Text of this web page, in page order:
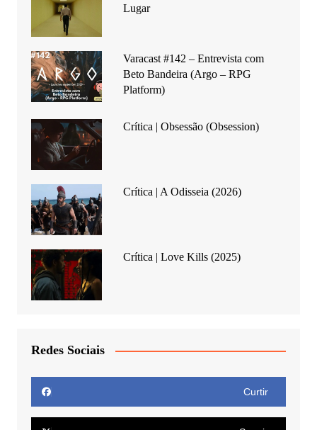
Lugar
Varacast #142 – Entrevista com
Beto Bandeira (Argo – RPG
Platform)
Crítica | Obsessão (Obsession)
Crítica | A Odisseia (2026)
Crítica | Love Kills (2025)
Redes Sociais
Curtir